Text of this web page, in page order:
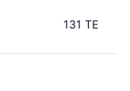
131 TE